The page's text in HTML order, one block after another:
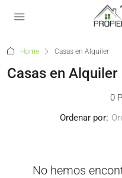
Home Casas en Alquiler
Casas en Alquiler
0
Ordenar por:
No hemos